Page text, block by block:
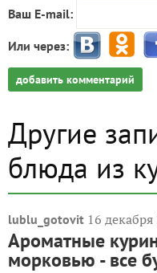
Ваш E-mail:
Или через:
добавить комментарий
Другие
блюда из
lublu_gotovit 16
Ароматные
морковью - все